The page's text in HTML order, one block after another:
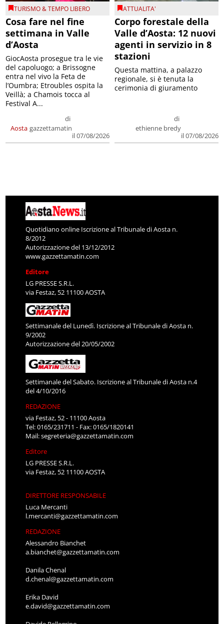
TURISMO & TEMPO LIBERO
Cosa fare nel fine
settimana in Valle
d’Aosta
Aosta
di
gazzettamatin
il 07/08/2026
GiocAosta prosegue tra le vie
del capoluogo; a Brissogne
entra nel vivo la Feta de
l’Oumbra; Etroubles ospita la
Veillà; a Chamois tocca al
Festival A...
ATTUALITA'
Corpo forestale della
Valle d’Aosta: 12 nuovi
agenti in servizio in 8
stazioni
di
ethienne bredy
il 07/08/2026
Questa mattina, a palazzo
regionale, si è tenuta la
cerimonia di giuramento
Quotidiano online Iscrizione al Tribunale di Aosta n.
8/2012
Autorizzazione del 13/12/2012
www.gazzettamatin.com
Editore
LG PRESSE S.R.L.
via Festaz, 52 11100 AOSTA
Settimanale del Lunedì. Iscrizione al Tribunale di Aosta n.
9/2002
Autorizzazione del 20/05/2002
Settimanale del Sabato. Iscrizione al Tribunale di Aosta n.4
del 4/10/2016
REDAZIONE
via Festaz, 52 - 11100 Aosta
Tel: 0165/231711 - Fax: 0165/1820141
Mail:segreteria@gazzettamatin.com
Editore
LG PRESSE S.R.L.
via Festaz, 52 11100 AOSTA
DIRETTORE RESPONSABILE
Luca Mercanti
l.mercanti@gazzettamatin.com
REDAZIONE
Alessandro Bianchet
a.bianchet@gazzettamatin.com
Danila Chenal
d.chenal@gazzettamatin.com
Erika David
e.david@gazzettamatin.com